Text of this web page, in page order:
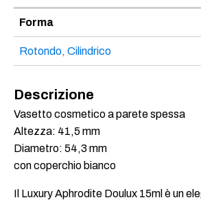
Forma
Rotondo, Cilindrico
Descrizione
Vasetto cosmetico a parete spessa
Altezza: 41,5 mm
Diametro: 54,3 mm
con coperchio bianco
Il Luxury Aphrodite Doulux 15ml è un